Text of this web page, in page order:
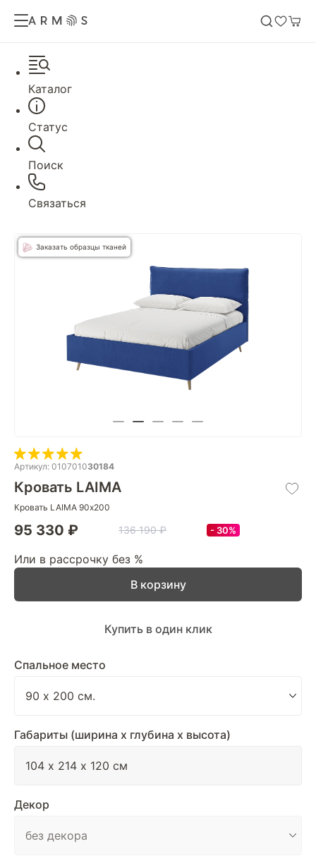
Каталог
Статус
Поиск
Связаться
Заказать образцы тканей
Артикул: 010701030184
Кровать LAIMA
Кровать LAIMA 90х200
95 330 ₽ 136 190 ₽ 30%
Или в рассрочку без %
Спальное место
Габариты (ширина х глубина х высота)
Декор
В корзину
Купить в один клик